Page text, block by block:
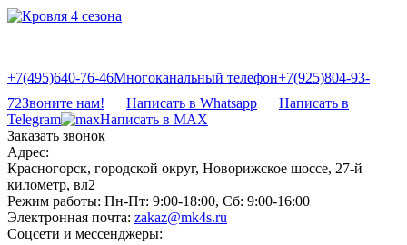
+7(495)640-76-46Многоканальный телефон+7(925)804-93-
72Звоните нам! Написать в Whatsapp
Написать в
Telegram
Написать в MAX
Заказать звонок
Адрес:
Красногорск, городской округ, Новорижское шоссе, 27-й
километр, вл2
Режим работы: Пн-Пт: 9:00-18:00, Сб: 9:00-16:00
Электронная почта: zakaz@mk4s.ru
Соцсети и мессенджеры: